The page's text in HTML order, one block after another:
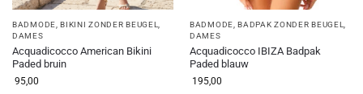
BADMODE ,BIKINI ZONDER BEUGEL
DAMES
Acquadicocco American Bikini
Paded bruin
95,00
BADMODE ,BADPAK ZONDER BEUGEL
DAMES
Acquadicocco IBIZA Badpak
Paded blauw
195,00